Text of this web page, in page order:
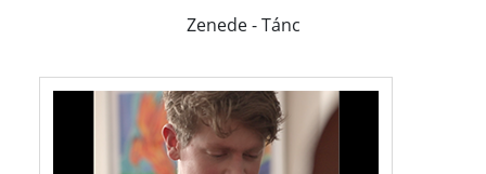
Zenede - Tánc